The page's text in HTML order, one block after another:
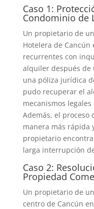
Caso 1:
Condominio de
Un propietario de
Hotelera de
recurrentes con
alquiler después de
una póliza jurídica
pudo recuperar el
mecanismos
Además, el proceso
manera más rápida
propietario
larga interrupción
Caso 2:
Propiedad
Un propietario de
centro de Cancún